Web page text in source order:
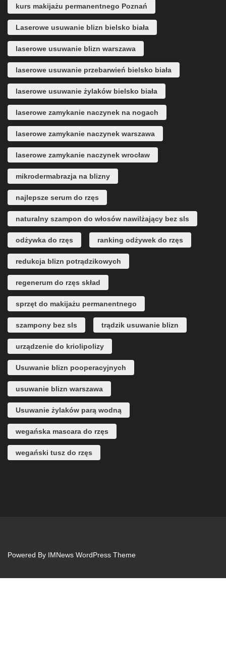
kurs makijażu permanentnego Poznań
Laserowe usuwanie blizn bielsko biała
laserowe usuwanie blizn warszawa
laserowe usuwanie przebarwień bielsko biała
laserowe usuwanie żylaków bielsko biała
laserowe zamykanie naczynek na nogach
laserowe zamykanie naczynek warszawa
laserowe zamykanie naczynek wrocław
mikrodermabrazja na blizny
najlepsze serum do rzęs
naturalny szampon do włosów nawilżający bez sls
odżywka do rzęs ranking odżywek do rzęs
redukcja blizn potrądzikowych
regenerum do rzęs skład
sprzęt do makijażu permanentnego
szampony bez sls trądzik usuwanie blizn
urządzenie do kriolipolizy
Usuwanie blizn pooperacyjnych
usuwanie blizn warszawa
Usuwanie żylaków parą wodną
wegańska mascara do rzęs
wegański tusz do rzęs
Powered By IMNews WordPress Theme